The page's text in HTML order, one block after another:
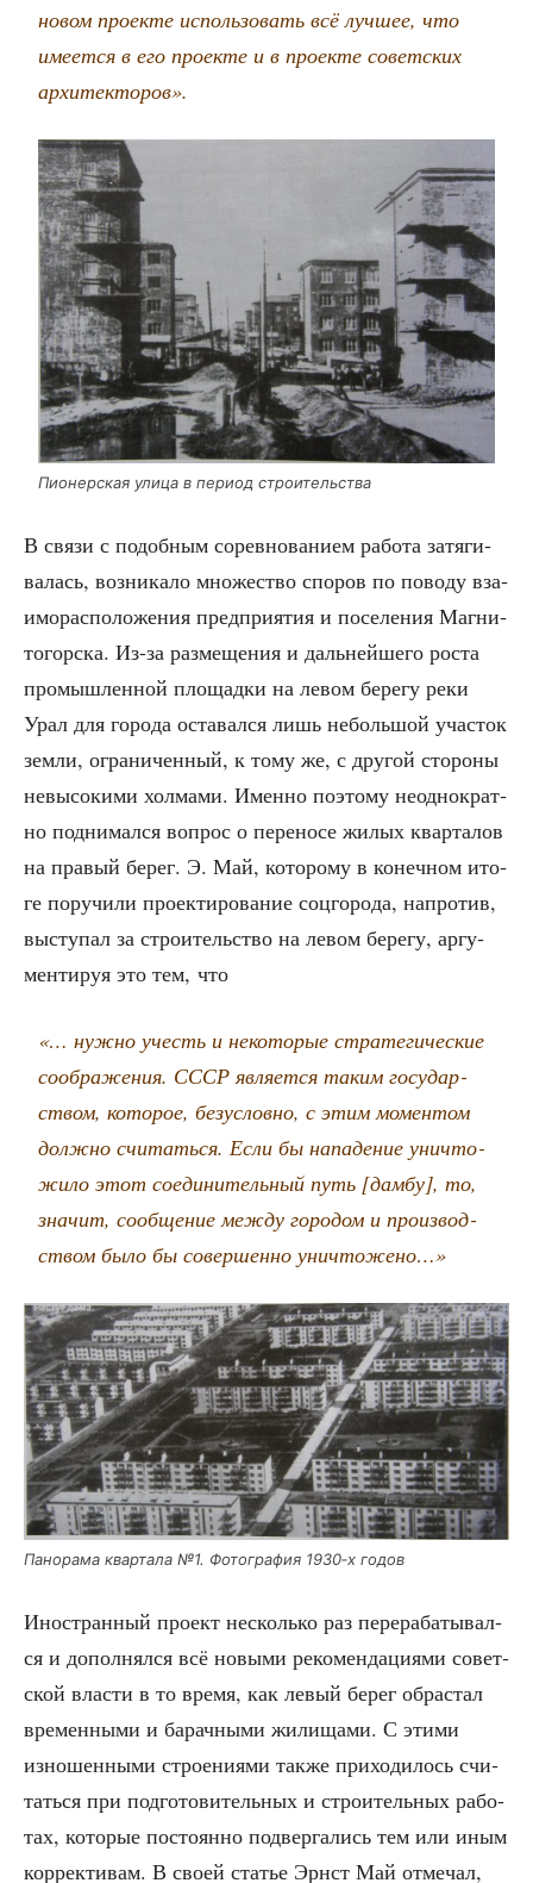
новом про­ек­те исполь­зо­вать всё луч­шее, что
име­ет­ся в его про­ек­те и в про­ек­те совет­ских
архитекторов».
Пио­нер­ская ули­ца в пери­од строительства
В свя­зи с подоб­ным сорев­но­ва­ни­ем рабо­та затя­ги­
ва­лась, воз­ни­ка­ло мно­же­ство спо­ров по пово­ду вза­
и­мо­рас­по­ло­же­ния пред­при­я­тия и посе­ле­ния Маг­ни­
то­гор­ска. Из-за раз­ме­ще­ния и даль­ней­ше­го роста
про­мыш­лен­ной пло­щад­ки на левом бере­гу реки
Урал для горо­да оста­вал­ся лишь неболь­шой уча­сток
зем­ли, огра­ни­чен­ный, к тому же, с дру­гой сто­ро­ны
невы­со­ки­ми хол­ма­ми. Имен­но поэто­му неод­но­крат­
но под­ни­мал­ся вопрос о пере­но­се жилых квар­та­лов
на пра­вый берег. Э. Май, кото­ро­му в конеч­ном ито­
ге пору­чи­ли про­ек­ти­ро­ва­ние соц­го­ро­да, напро­тив,
высту­пал за стро­и­тель­ство на левом бере­гу, аргу­
мен­ти­руя это тем, что
«… нуж­но учесть и неко­то­рые стра­те­ги­че­ские
сооб­ра­же­ния. СССР явля­ет­ся таким госу­дар­
ством, кото­рое, без­услов­но, с этим момен­том
долж­но счи­тать­ся. Если бы напа­де­ние уни­что­
жи­ло этот соеди­ни­тель­ный путь [дам­бу], то,
зна­чит, сооб­ще­ние меж­ду горо­дом и про­из­вод­
ством было бы совер­шен­но уничтожено…»
Пано­ра­ма квар­та­ла №1. Фото­гра­фия 1930‑х годов
Ино­стран­ный про­ект несколь­ко раз пере­ра­ба­ты­вал­
ся и допол­нял­ся всё новы­ми реко­мен­да­ци­я­ми совет­
ской вла­сти в то вре­мя, как левый берег обрас­тал
вре­мен­ны­ми и барач­ны­ми жили­ща­ми. С эти­ми
изно­шен­ны­ми стро­е­ни­я­ми так­же при­хо­ди­лось счи­
тать­ся при под­го­то­ви­тель­ных и стро­и­тель­ных рабо­
тах, кото­рые посто­ян­но под­вер­га­лись тем или иным
кор­рек­ти­вам. В сво­ей ста­тье Эрнст Май отме­чал,